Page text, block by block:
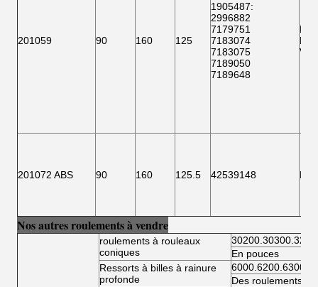
201059 90 160 125
1905487:
2996882
7179751
7183074
7183075
7189050
7189648
201072 ABS 90 160 125.5 42539148 F
Nos autres roulements à vendre
roulements à rouleaux
coniques
En pouces
Ressorts à billes à rainure
profonde
Des roulements à